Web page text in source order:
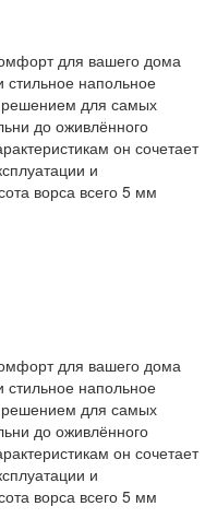
для вашего дома
напольное
решением для самых
до оживлённого
он сочетает
и
ворса всего 5 мм
для вашего дома
напольное
решением для самых
до оживлённого
он сочетает
и
ворса всего 5 мм